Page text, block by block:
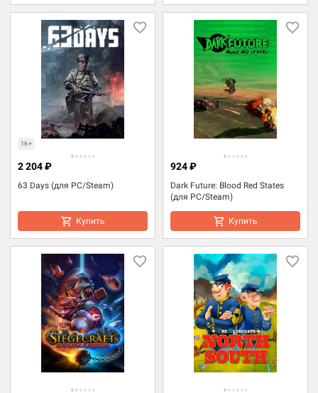
16+
63 Days (для PC/Steam)
2 204 ₽
Купить
Dark Future: Blood Red States
(для PC/Steam)
924 ₽
Купить